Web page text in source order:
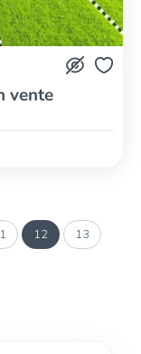
vente
12
13